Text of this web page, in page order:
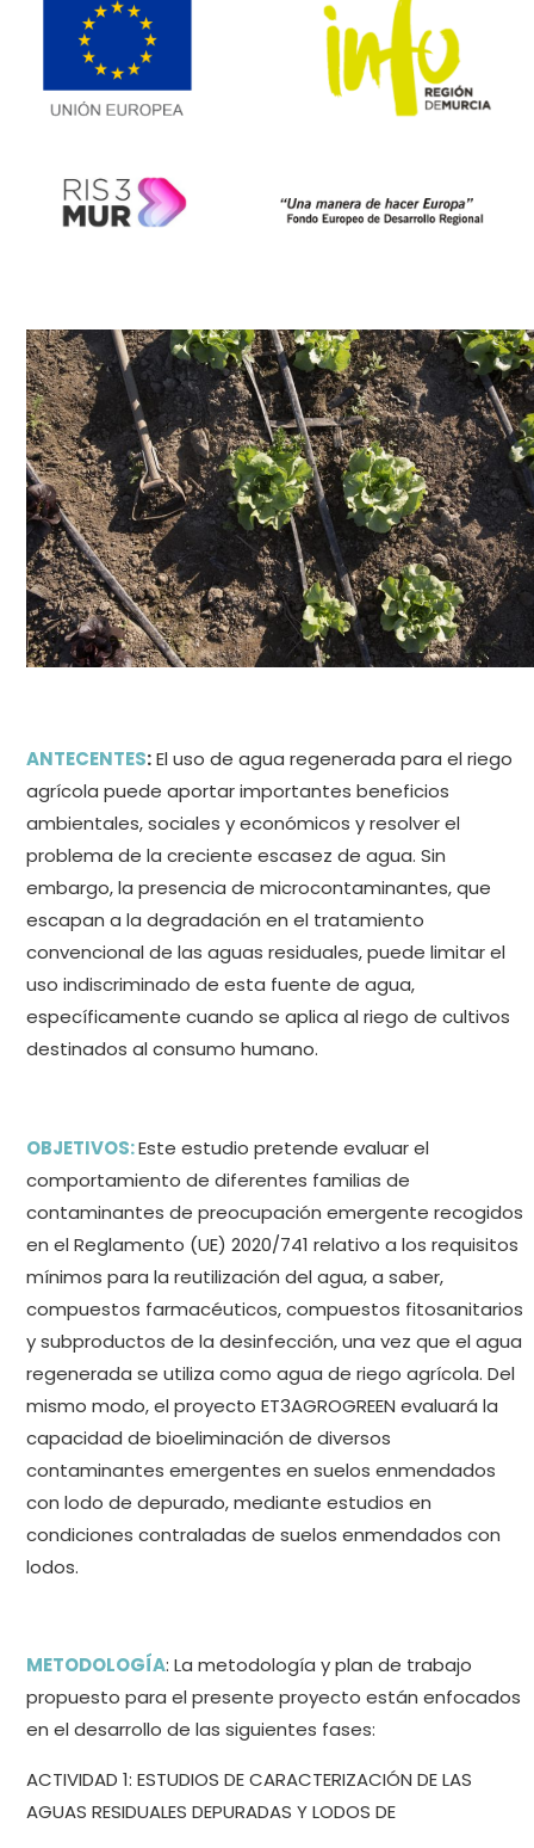
ANTECENTES:El uso de agua regenerada para el riego
agrícola puede aportar importantes beneficios
ambientales, sociales y económicos y resolver el
problema de la creciente escasez de agua. Sin
embargo, la presencia de microcontaminantes, que
escapan a la degradación en el tratamiento
convencional de las aguas residuales, puede limitar el
uso indiscriminado de esta fuente de agua,
específicamente cuando se aplica al riego de cultivos
destinados al consumo humano.
OBJETIVOS:Este estudio pretende evaluar el
comportamiento de diferentes familias de
contaminantes de preocupación emergente recogidos
en el Reglamento (UE) 2020/741 relativo a los requisitos
mínimos para la reutilización del agua, a saber,
compuestos farmacéuticos, compuestos fitosanitarios
y subproductos de la desinfección, una vez que el agua
regenerada se utiliza como agua de riego agrícola. Del
mismo modo, el proyecto ET3AGROGREEN evaluará la
capacidad de bioeliminación de diversos
contaminantes emergentes en suelos enmendados
con lodo de depurado, mediante estudios en
condiciones contraladas de suelos enmendados con
lodos.
METODOLOGÍA: La metodología y plan de trabajo
propuesto para el presente proyecto están enfocados
en el desarrollo de las siguientes fases:
ACTIVIDAD 1: ESTUDIOS DE CARACTERIZACIÓN DE LAS
AGUAS RESIDUALES DEPURADAS Y LODOS DE